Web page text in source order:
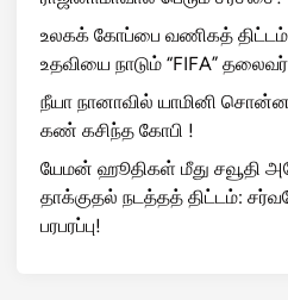
உலகக் கோப்பை வணிகத் திட்டம்
உதவியை நாடும் “FIFA”
நீயா நானாவில் யாமினி
கண் கசிந்த கோபி !
யேமன் ஹூதிகள் மீது சவூதி
தாக்குதல் நடத்தத் திட்டம்:
பரபரப்பு!